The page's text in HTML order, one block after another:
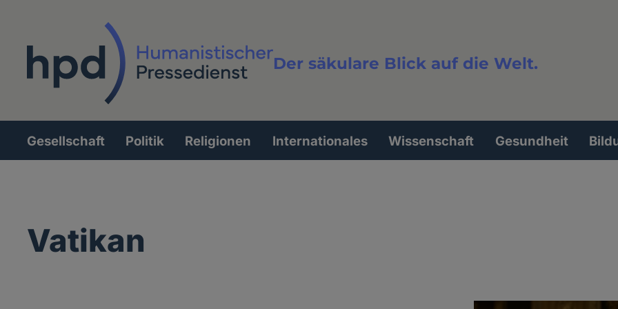
Der säkulare Blick auf die Welt.
Volltextsuche
Hauptnavigation
Gesellschaft Politik Religionen Internationales Wissenschaft Gesundheit
Vatikan